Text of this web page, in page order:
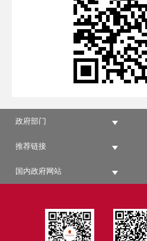
政府部门
推荐链接
国内政府网站